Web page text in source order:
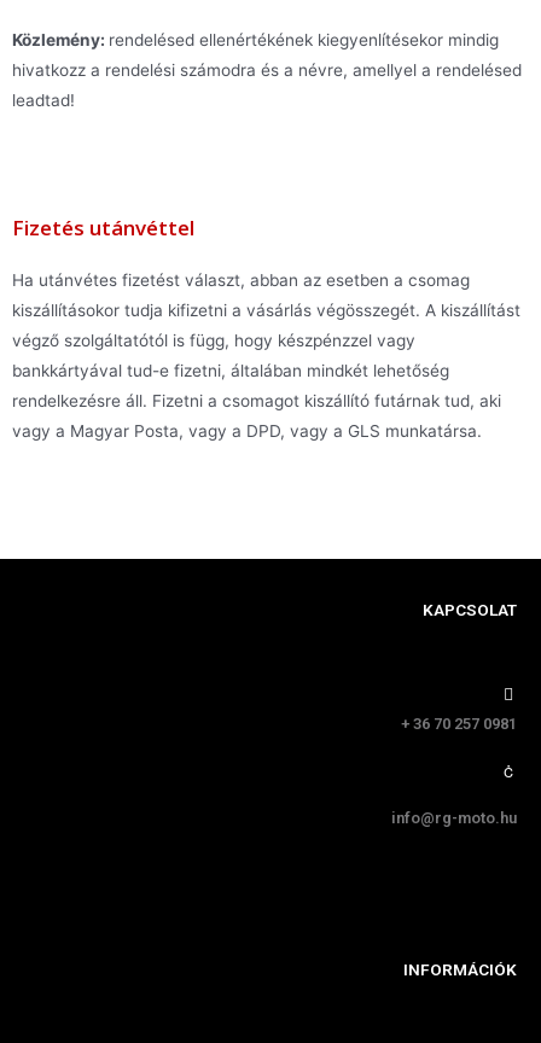
Közlemény: rendelésed ellenértékének kiegyenlítésekor mindig
hivatkozz a rendelési számodra és a névre, amellyel a rendelésed
leadtad!
Fizetés utánvéttel
Ha utánvétes fizetést választ, abban az esetben a csomag
kiszállításokor tudja kifizetni a vásárlás végösszegét. A kiszállítást
végző szolgáltatótól is függ, hogy készpénzzel vagy
bankkártyával tud-e fizetni, általában mindkét lehetőség
rendelkezésre áll. Fizetni a csomagot kiszállító futárnak tud, aki
vagy a Magyar Posta, vagy a DPD, vagy a GLS munkatársa.
KAPCSOLAT
+ 36 70 257 0981
info@rg-moto.hu
INFORMÁCIÓK